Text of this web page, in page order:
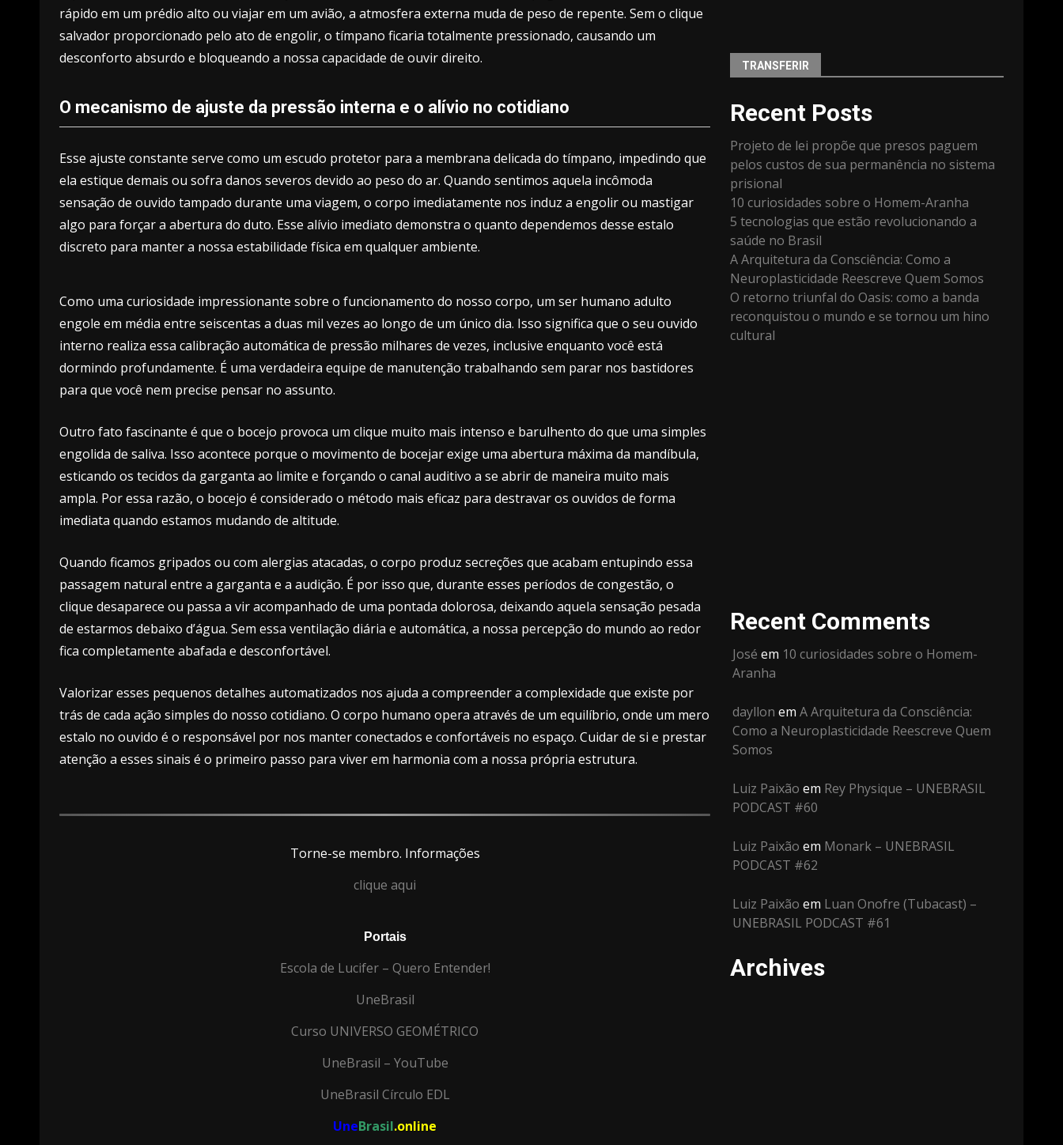
rápido em um prédio alto ou viajar em um avião, a atmosfera externa muda de peso de repente. Sem o clique
salvador proporcionado pelo ato de engolir, o tímpano ficaria totalmente pressionado, causando um
desconforto absurdo e bloqueando a nossa capacidade de ouvir direito.
O mecanismo de ajuste da pressão interna e o alívio no cotidiano
Esse ajuste constante serve como um escudo protetor para a membrana delicada do tímpano, impedindo que
ela estique demais ou sofra danos severos devido ao peso do ar. Quando sentimos aquela incômoda
sensação de ouvido tampado durante uma viagem, o corpo imediatamente nos induz a engolir ou mastigar
algo para forçar a abertura do duto. Esse alívio imediato demonstra o quanto dependemos desse estalo
discreto para manter a nossa estabilidade física em qualquer ambiente.
Como uma curiosidade impressionante sobre o funcionamento do nosso corpo, um ser humano adulto
engole em média entre seiscentas a duas mil vezes ao longo de um único dia. Isso significa que o seu ouvido
interno realiza essa calibração automática de pressão milhares de vezes, inclusive enquanto você está
dormindo profundamente. É uma verdadeira equipe de manutenção trabalhando sem parar nos bastidores
para que você nem precise pensar no assunto.
Outro fato fascinante é que o bocejo provoca um clique muito mais intenso e barulhento do que uma simples
engolida de saliva. Isso acontece porque o movimento de bocejar exige uma abertura máxima da mandíbula,
esticando os tecidos da garganta ao limite e forçando o canal auditivo a se abrir de maneira muito mais
ampla. Por essa razão, o bocejo é considerado o método mais eficaz para destravar os ouvidos de forma
imediata quando estamos mudando de altitude.
Quando ficamos gripados ou com alergias atacadas, o corpo produz secreções que acabam entupindo essa
passagem natural entre a garganta e a audição. É por isso que, durante esses períodos de congestão, o
clique desaparece ou passa a vir acompanhado de uma pontada dolorosa, deixando aquela sensação pesada
de estarmos debaixo d’água. Sem essa ventilação diária e automática, a nossa percepção do mundo ao redor
fica completamente abafada e desconfortável.
Valorizar esses pequenos detalhes automatizados nos ajuda a compreender a complexidade que existe por
trás de cada ação simples do nosso cotidiano. O corpo humano opera através de um equilíbrio, onde um mero
estalo no ouvido é o responsável por nos manter conectados e confortáveis no espaço. Cuidar de si e prestar
atenção a esses sinais é o primeiro passo para viver em harmonia com a nossa própria estrutura.
Torne-se membro. Informações
clique aqui
Portais
Escola de Lucifer – Quero Entender!
UneBrasil
Curso UNIVERSO GEOMÉTRICO
UneBrasil – YouTube
UneBrasil Círculo EDL
UneBrasil.online
TRANSFERIR
Recent Posts
Projeto de lei propõe que presos paguem
pelos custos de sua permanência no sistema
prisional
10 curiosidades sobre o Homem-Aranha
5 tecnologias que estão revolucionando a
saúde no Brasil
A Arquitetura da Consciência: Como a
Neuroplasticidade Reescreve Quem Somos
O retorno triunfal do Oasis: como a banda
reconquistou o mundo e se tornou um hino
cultural
Recent Comments
José em 10 curiosidades sobre o Homem-
Aranha
dayllon emA Arquitetura da Consciência:
Como a Neuroplasticidade Reescreve Quem
Somos
Luiz Paixão em Rey Physique – UNEBRASIL
PODCAST #60
Luiz Paixão em Monark – UNEBRASIL
PODCAST #62
Luiz Paixão em Luan Onofre (Tubacast) –
UNEBRASIL PODCAST #61
Archives